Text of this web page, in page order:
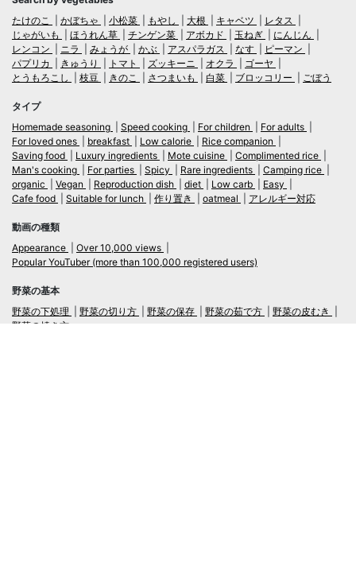
たけのこ
かぼちゃ 小松菜 もやし 大根 キャベツ
レタス
じゃがいも
ほうれん草 チンゲン菜 アボカド 玉ねぎ
にんじん
レンコン
ニラ みょうが かぶ アスパラガス なす
ピーマン
パプリカ
きゅうり トマト ズッキーニ オクラ
ゴーヤ
とうもろこし
枝豆 きのこ さつまいも 白菜 ブロッコリー ごぼう
タイプ
Homemade seasoning
Speed cooking For children
For adults
For loved ones
breakfast Low calorie
Rice companion
Saving food
Luxury ingredients Mote cuisine
Complimented rice
Man's cooking
For parties Spicy Rare ingredients
Camping rice
organic
Vegan Reproduction dish diet Low carb
Easy
Cafe food
Suitable for lunch 作り置き oatmeal アレルギー対応
動画の種類
Appearance
Over 10,000 views
Popular YouTuber (more than 100,000 registered users)
野菜の基本
野菜の下処理
野菜の切り方 野菜の保存 野菜の茹で方
野菜の皮むき
野菜の焼き方